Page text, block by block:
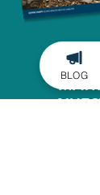
BLOG